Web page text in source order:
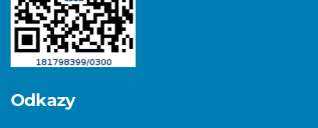
Odkazy